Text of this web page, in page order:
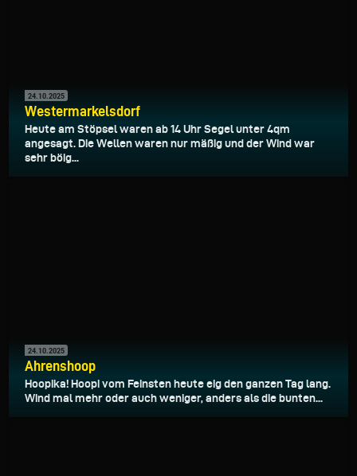
24.10.2025
Westermarkelsdorf
Heute am Stöpsel waren ab 14 Uhr Segel unter 4qm
angesagt. Die Wellen waren nur mäßig und der Wind war
sehr böig...
24.10.2025
Ahrenshoop
Hoopika! Hoopi vom Feinsten heute eig den ganzen Tag lang.
Wind mal mehr oder auch weniger, anders als die bunten...